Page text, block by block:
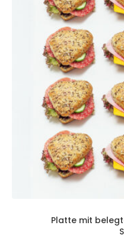
Platte mit